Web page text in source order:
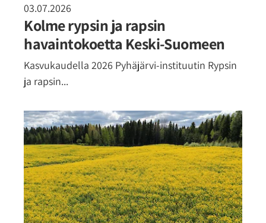
03.07.2026
Kolme rypsin ja rapsin
havaintokoetta Keski-Suomeen
Kasvukaudella 2026 Pyhäjärvi-instituutin Rypsin
ja rapsin...